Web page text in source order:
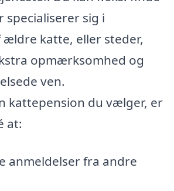
specialiserer sig i
katte, eller steder,
opmærksomhed og
ven.
kattepension du vælger, er
at:
anmeldelser fra andre